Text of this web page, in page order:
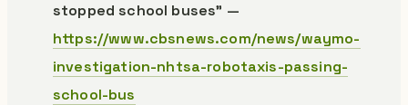
stopped school buses” —
https://www.cbsnews.com/news/waymo-
investigation-nhtsa-robotaxis-passing-
school-bus